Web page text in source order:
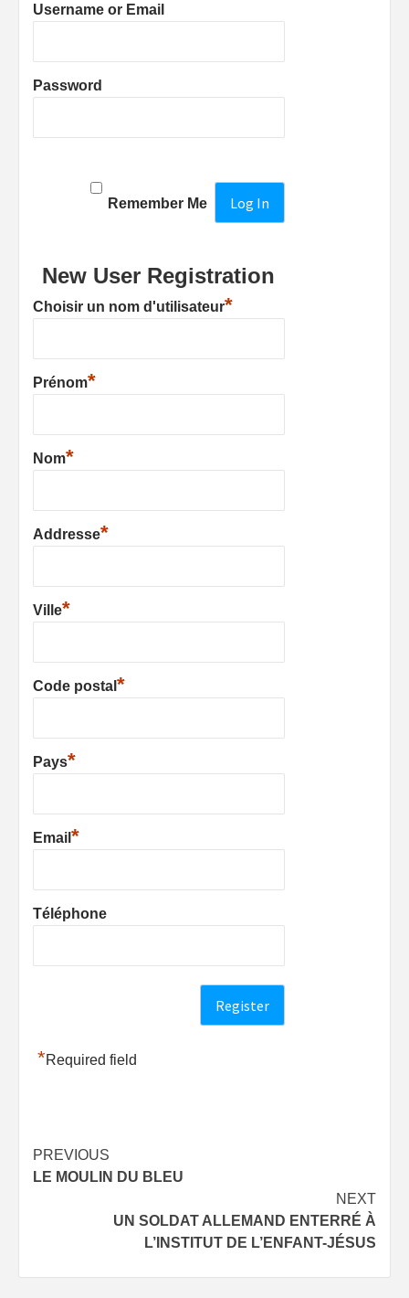
Username or Email
Password
Remember Me
New User Registration
Choisir un nom d'utilisateur*
Prénom*
Nom*
Addresse*
Ville*
Code postal *
Pays*
Email *
Téléphone
*Required field
Post
navigation
PREVIOUS
LE MOULIN DU BLEU
NEXT
UN SOLDAT ALLEMAND ENTERRÉ À
L’INSTITUT DE L’ENFANT-JÉSUS